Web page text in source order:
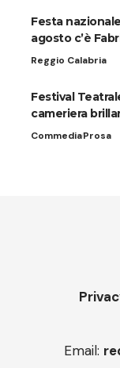
Festa
agosto c’è
Reggio Calabria
Festival
cameriera
CommediaProsa
Email: